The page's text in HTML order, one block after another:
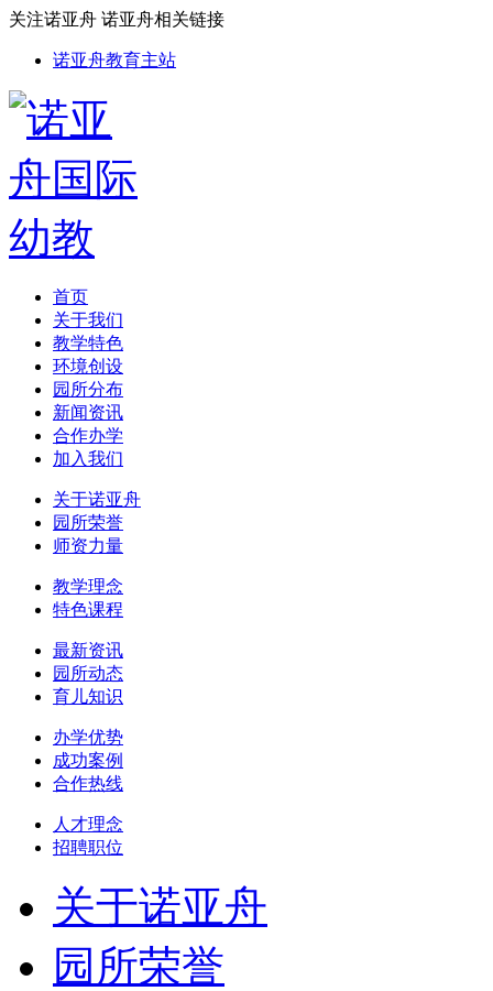
关注诺亚舟 诺亚舟相关链接
诺亚舟教育主站
首页
关于我们
教学特色
环境创设
园所分布
新闻资讯
合作办学
加入我们
关于诺亚舟
园所荣誉
师资力量
教学理念
特色课程
最新资讯
园所动态
育儿知识
办学优势
成功案例
合作热线
人才理念
招聘职位
关于诺亚舟
园所荣誉